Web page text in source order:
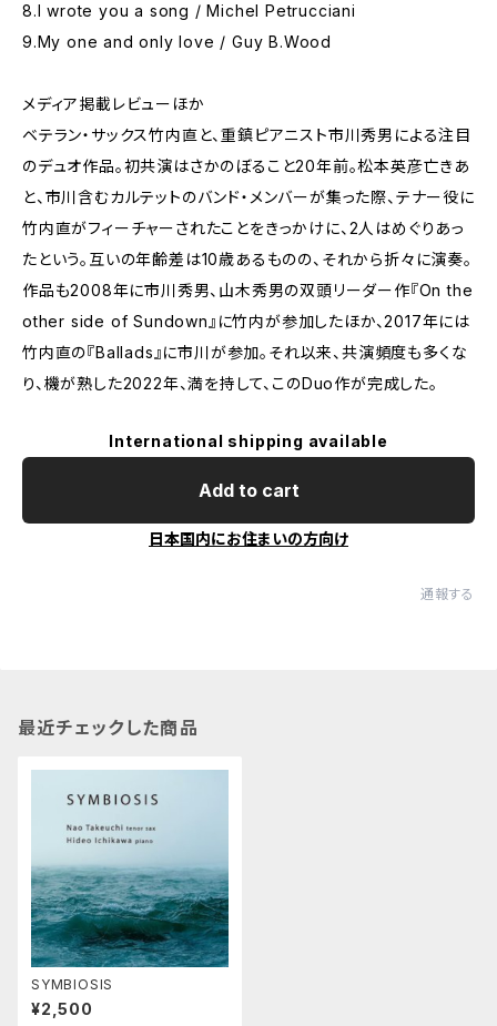
8.I wrote you a song / Michel Petrucciani
9.My one and only love / Guy B.Wood
メディア掲載レビューほか
ベテラン・サックス竹内直と、重鎮ピアニスト市川秀男による注目
のデュオ作品。初共演はさかのぼること20年前。松本英彦亡きあ
と、市川含むカルテットのバンド・メンバーが集った際、テナー役に
竹内直がフィーチャーされたことをきっかけに、2人はめぐりあっ
たという。互いの年齢差は10歳あるものの、それから折々に演奏。
作品も2008年に市川秀男、山木秀男の双頭リーダー作『On the
other side of Sundown』に竹内が参加したほか、2017年には
竹内直の『Ballads』に市川が参加。それ以来、共演頻度も多くな
り、機が熟した2022年、満を持して、このDuo作が完成した。
International shipping available
Add to cart
日本国内にお住まいの方向け
通報する
最近チェックした商品
SYMBIOSIS
¥2,500